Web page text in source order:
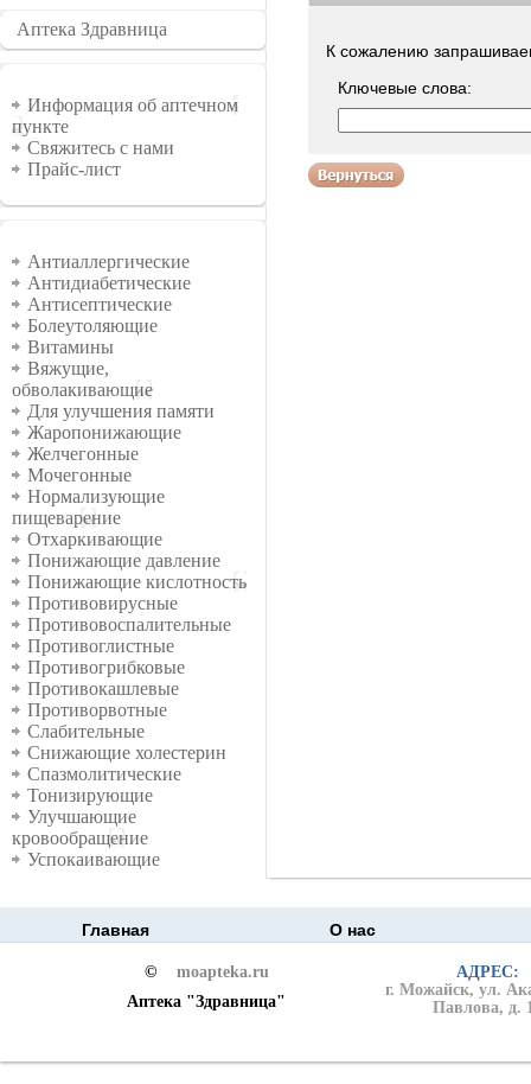
�������
Аптека Здравница
Информация
Информация об аптечном
пункте
Свяжитесь с нами
Прайс-лист
Группы
Антиаллергические
Антидиабетические
Антисептические
Болеутоляющие
Витамины
Вяжущие,
обволакивающие
Для улучшения памяти
Жаропонижающие
Желчегонные
Мочегонные
Нормализующие
пищеварение
Отхаркивающие
Понижающие давление
Понижающие кислотность
Противовирусные
Противовоспалительные
Противоглистные
Противогрибковые
Противокашлевые
Противорвотные
Слабительные
Снижающие холестерин
Спазмолитические
Тонизирующие
Улучшающие
кровообращение
Успокаивающие
К сожалению
Ключевые слова:
Главная О нас
©
moapteka.ru
Аптека "Здравница"
АДРЕС:
г. Можайск, ул.
Павлова, д.